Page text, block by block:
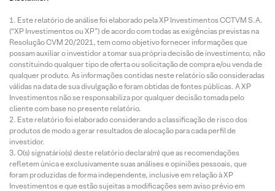
Este relatório de análise foi elaborado pela XP Investimentos CCTVM S.A.
(“XP Investimentos ou XP”) de acordo com todas as exigências previstas na
Resolução CVM 20/2021, tem como objetivo fornecer informações que
possam auxiliar o investidor a tomar sua própria decisão de investimento, não
constituindo qualquer tipo de oferta ou solicitação de compra e/ou venda de
qualquer produto. As informações contidas neste relatório são consideradas
válidas na data de sua divulgação e foram obtidas de fontes públicas. A XP
Investimentos não se responsabiliza por qualquer decisão tomada pelo
cliente com base no presente relatório.
Este relatório foi elaborado considerando a classificação de risco dos
produtos de modo a gerar resultados de alocação para cada perfil de
investidor.
O(s) signatário(s) deste relatório declara(m) que as recomendações
refletem única e exclusivamente suas análises e opiniões pessoais, que
foram produzidas de forma independente, inclusive em relação à XP
Investimentos e que estão sujeitas a modificações sem aviso prévio em